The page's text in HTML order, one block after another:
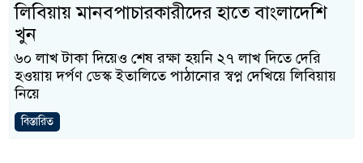
লিবিয়ায় মানবপাচারকারীদের হাতে বাংলাদেশি
খুন
৬০ লাখ টাকা দিয়েও শেষ রক্ষা হয়নি ২৭ লাখ দিতে দেরি
হওয়ায় দর্পণ ডেস্ক ইতালিতে পাঠানোর স্বপ্ন দেখিয়ে লিবিয়ায়
নিয়ে
বিস্তারিত